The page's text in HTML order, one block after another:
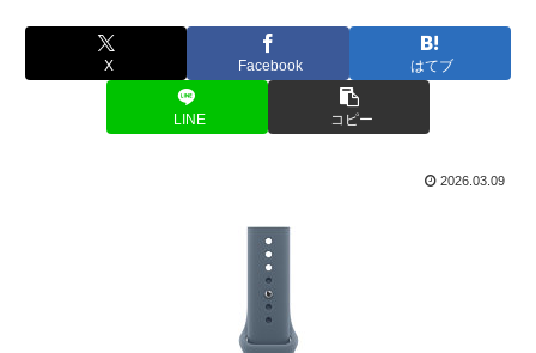
X Facebook はてブ
LINE コピー
2026.03.09